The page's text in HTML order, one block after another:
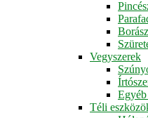
Vegyszerek
Téli